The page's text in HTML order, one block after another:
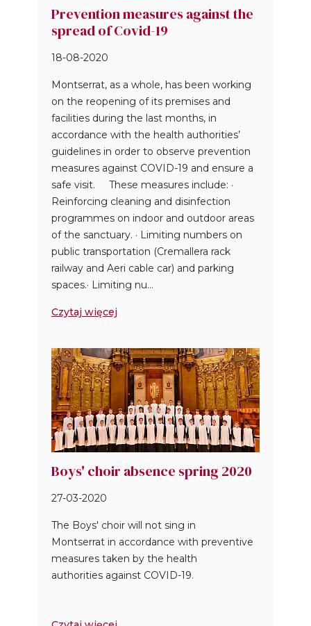
Prevention measures against the
spread of Covid-19
18-08-2020
Montserrat, as a whole, has been working
on the reopening of its premises and
facilities during the last months, in
accordance with the health authorities’
guidelines in order to observe prevention
measures against COVID-19 and ensure a
safe visit. These measures include: ·
Reinforcing cleaning and disinfection
programmes on indoor and outdoor areas
of the sanctuary. · Limiting numbers on
public transportation (Cremallera rack
railway and Aeri cable car) and parking
spaces.· Limiting nu...
Czytaj więcej
Boys' choir absence spring 2020
27-03-2020
The Boys' choir will not sing in
Montserrat in accordance with preventive
measures taken by the health
authorities against COVID-19.